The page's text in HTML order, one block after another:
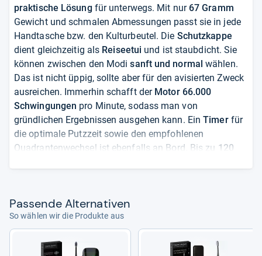
praktische Lösung für unterwegs. Mit nur 67 Gramm
Gewicht und schmalen Abmessungen passt sie in jede
Handtasche bzw. den Kulturbeutel. Die Schutzkappe
dient gleichzeitig als Reiseetui und ist staubdicht. Sie
können zwischen den Modisanft und normal wählen.
Das ist nicht üppig, sollte aber für den avisierten Zweck
ausreichen. Immerhin schafft der Motor 66.000
Schwingungen pro Minute, sodass man von
gründlichen Ergebnissen ausgehen kann. EinTimerfür
die optimale Putzzeit sowie den empfohlenen
Quadrantenwechsel ist ebenfalls an Bord. Bis zu 120
Produktsehr gutab und ist mit derzeit
vom Hersteller mehr als fair bepreist.
von Marguerita Fuller
Pas­sende Alter­na­ti­ven
So wählen wir die Produkte aus